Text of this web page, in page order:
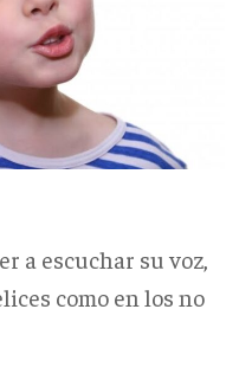
a escuchar su voz,
como en los no